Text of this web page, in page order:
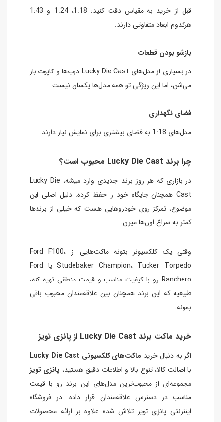
قبل از خرید به مقیاس دقت کنید: 1:18، 1:24 و 1:43
هرکدوم ابعاد متفاوتی دارند.
بازشو بودن قطعات
در بسیاری از مدل‌های Lucky Die Cast درب‌ها و کاپوت باز
می‌شن، اما این ویژگی تو همه مدل‌ها یکسان نیست.
فضای نگهداری
مدل‌های 1:18 به فضای بیشتری برای نمایش نیاز دارند.
چرا برند Lucky Die Cast محبوب است؟
در بازاری که هر روز برند جدیدی وارد میشه، Lucky Die
Cast همچنان جایگاه خود را حفظ کرده. دلیل اصلی این
موضوع، تمرکز روی خودروهایی هست که خیلی از برندها
کمتر به سراغ اون‌ها میرن.
وقتی یک کلکسیونر بتونه ماکت‌هایی از Ford F100،
Studebaker Champion، Tucker Torpedo یا Ford
Ranchero رو با کیفیت مناسب و قیمت منطقی تهیه کنه،
طبیعیه که این برند همچنان بین علاقه‌مندان محبوب باقی
بمونه.
خرید ماکت برند Lucky Die Cast از پانزی تویز
اگر به دنبال خرید ماکت‌های کلکسیونی Lucky Die Cast
با اصالت کالا، تنوع بالا و اطلاعات دقیق هستید، پانزی تویز
مجموعه‌ای از محبوب‌ترین مدل‌های این برند رو با قیمت
مناسب در دسترس علاقه‌مندان قرار داده. در فروشگاه
اینترنتی پانزی تویز تلاش شده علاوه بر ارائه محصولات